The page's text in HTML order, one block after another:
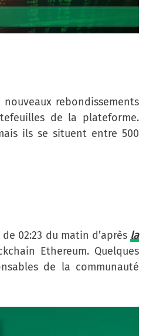
nouveaux rebondissements
de la plateforme.
ils se situent entre 500
02:23 du matin d’après la
Ethereum. Quelques
de la communauté